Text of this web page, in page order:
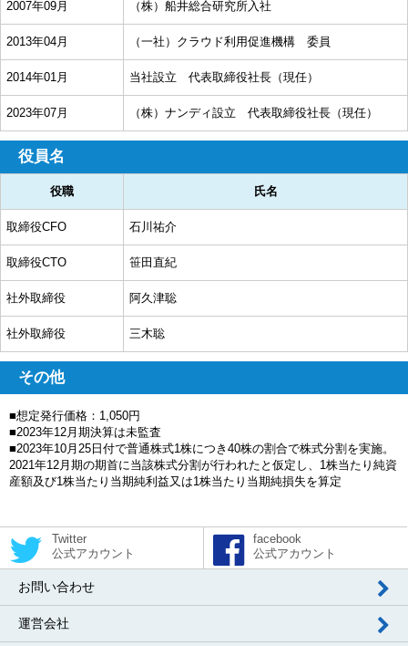
2007年09月 （株）船井総合研究所入社
2013年04月 （一社）クラウド利用促進機構 委員
2014年01月 当社設立 代表取締役社長（現任）
2023年07月 （株）ナンディ設立 代表取締役社長（現任）
役員名
役職 氏名
取締役CFO 石川祐介
取締役CTO 笹田直紀
社外取締役 阿久津聡
社外取締役 三木聡
その他
■想定発行価格：1,050円
■2023年12月期決算は未監査
■2023年10月25日付で普通株式1株につき40株の割合で株式分割を実施。
2021年12月期の期首に当該株式分割が行われたと仮定し、1株当たり純資
産額及び1株当たり当期純利益又は1株当たり当期純損失を算定
Twitter
公式アカウント
facebook
公式アカウント
お問い合わせ
運営会社